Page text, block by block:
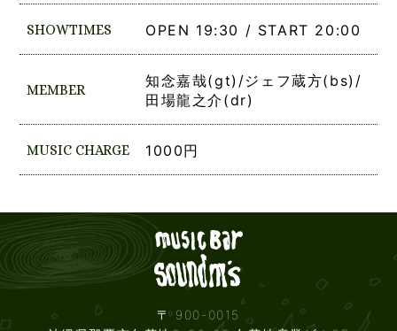
SHOWTIMES OPEN 19:30 / START 20:00
MEMBER
知念嘉哉(gt)/ジェフ蔵方(bs)/
田場龍之介(dr)
MUSIC CHARGE 1000円
〒 900-0015